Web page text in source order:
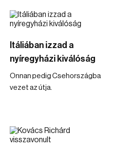
Itáliában izzad a
nyíregyházi kiválóság
Onnan pedig Csehországba
vezet az útja.